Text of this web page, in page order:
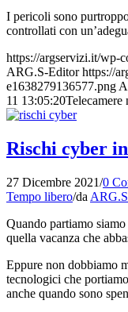
I pericoli sono
controllati con
https://argservizi.it/wp-
ARG.S-Editor https://
e1638279136577.png
11 13:05:20Telecamere
Rischi cyber
27 Dicembre 2021/0
Tempo libero/da
Quando partiamo
quella vacanza che
Eppure non dobbiamo
tecnologici che
anche quando sono